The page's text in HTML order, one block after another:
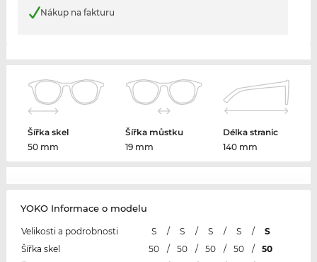
Nákup na fakturu
Šířka skel
50 mm
Šířka můstku
19 mm
Délka stranic
140 mm
YOKO Informace o modelu
Velikosti a podrobnosti S / S / S / S /
S
Šířka skel
50 / 50 / 50 / 50 /
50